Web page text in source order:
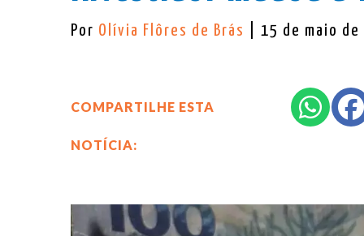
Por Olívia Flôres de Brás | 15 de maio
COMPARTILHE ESTA
NOTÍCIA: